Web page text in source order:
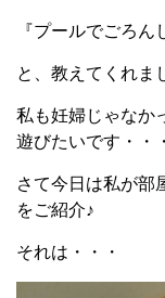
『プールでごろん
と、教えてくれま
私も妊婦じゃなか
遊びたいです・・
さて今日は私が部
をご紹介♪
それは・・・